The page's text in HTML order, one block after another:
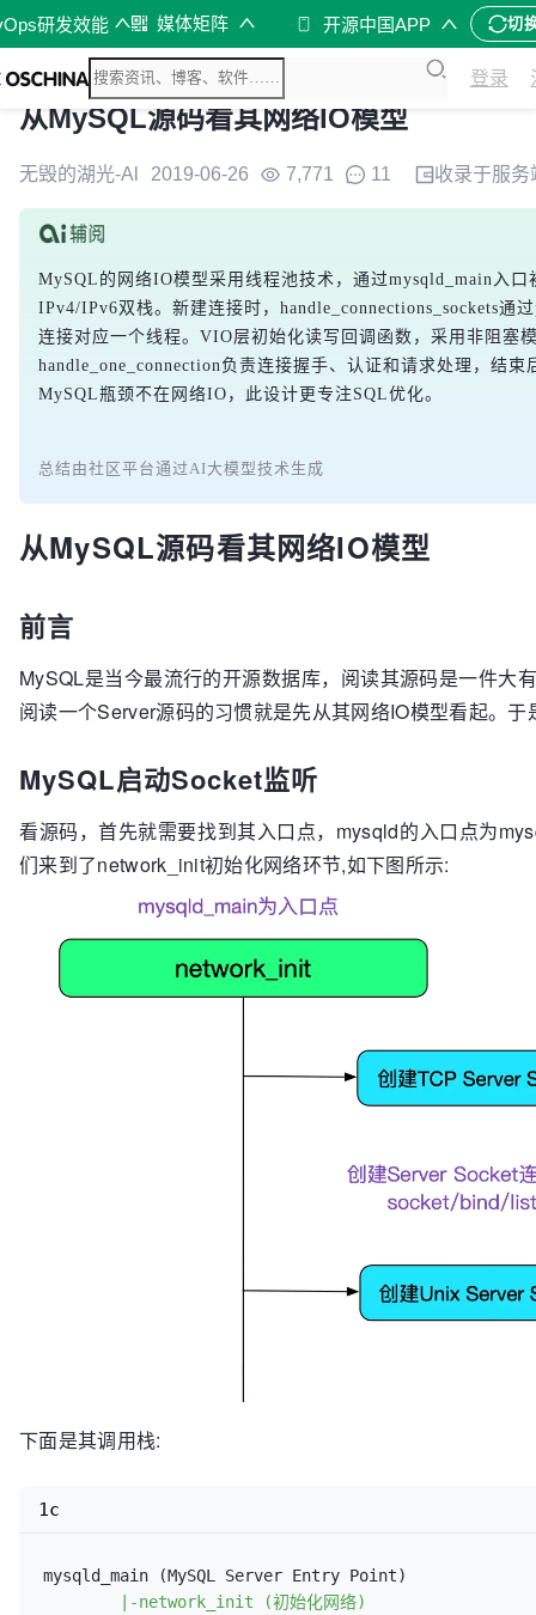
研发效能 媒体矩阵 开源中国APP 切
登录
从MySQL源码看其网络IO模型
无毁的湖光-Al 2019-06-26 7,771 11 收录于服务
MySQL的网络IO模型采用线程池技术，通过mysqld_main入
IPv4/IPv6双栈。新建连接时，handle_connections_sockets通
连接对应一个线程。VIO层初始化读写回调函数，采用非阻塞
handle_one_connection负责连接握手、认证和请求处理，结
MySQL瓶颈不在网络IO，此设计更专注SQL优化。
总结由社区平台通过AI大模型技术生成
从MySQL源码看其网络IO模型
前言
MySQL是当今最流行的开源数据库，阅读其源码是一件大
阅读一个Server源码的习惯就是先从其网络IO模型看起。
MySQL启动Socket监听
看源码，首先就需要找到其入口点，mysqld的入口点为
们来到了network_init初始化网络环节,如下图所示:
下面是其调用栈:
mysqld_main (MySQL Server Entry Point)
|-network_init (初始化网络)
1c